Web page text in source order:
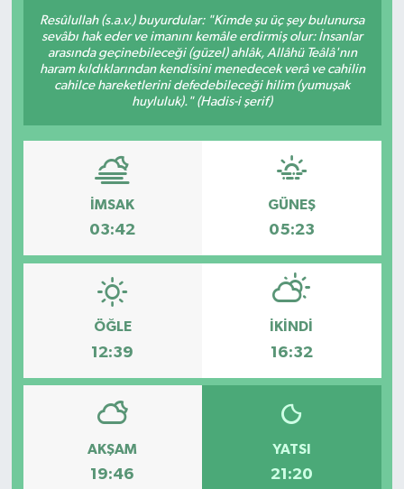
Resûlullah (s.a.v.) buyurdular: "Kimde şu üç şey bulunursa
sevâbı hak eder ve imanını kemâle erdirmiş olur: İnsanlar
arasında geçinebileceği (güzel) ahlâk, Allâhü Teâlâ'nın
haram kıldıklarından kendisini menedecek verâ ve cahilin
cahilce hareketlerini defedebileceği hilim (yumuşak
huyluluk)." (Hadis-i şerif)
İMSAK
03:42
GÜNEŞ
05:23
ÖĞLE
12:39
İKINDI
16:32
AKŞAM
19:46
YATSI
21:20
OTO DETAY
SAĞLIK
SON DAKİKA